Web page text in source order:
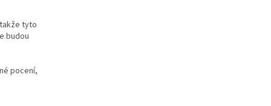
tyto
budou
pocení,